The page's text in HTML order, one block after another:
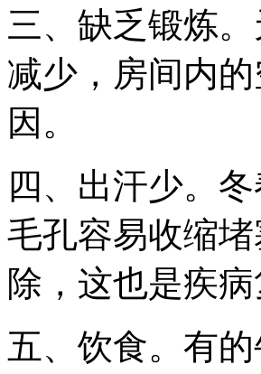
三、缺乏锻炼
减少，房间内
因。
四、出汗少。
毛孔容易收缩
除，这也是疾
五、饮食。有